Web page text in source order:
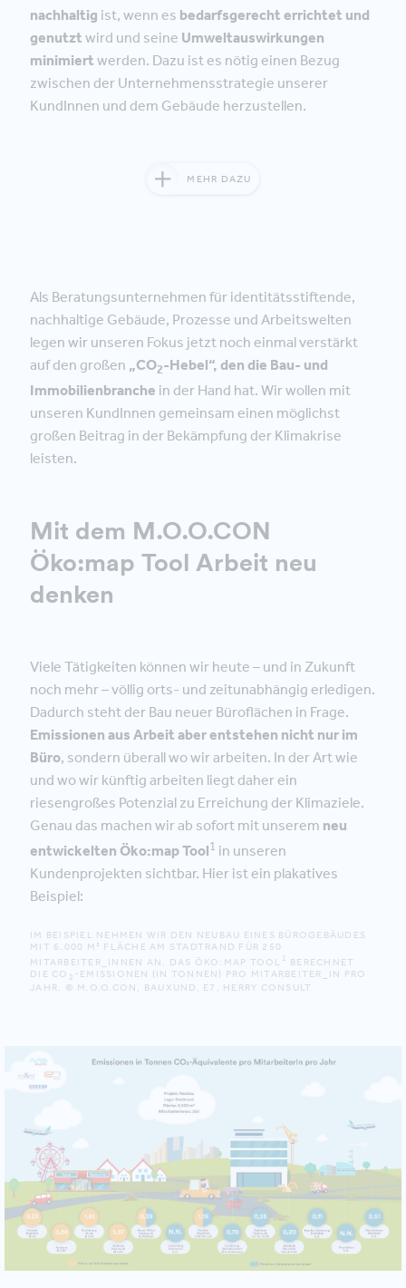
nachhaltig ist, wenn es bedarfsgerecht errichtet und
genutzt wird und seine Umweltauswirkungen
minimiert werden. Dazu ist es nötig einen Bezug
zwischen der Unternehmensstrategie unserer
KundInnen und dem Gebäude herzustellen.
MEHR DAZU
Als Beratungsunternehmen für identitätsstiftende,
nachhaltige Gebäude, Prozesse und Arbeitswelten
legen wir unseren Fokus jetzt noch einmal verstärkt
auf den großen „CO2-Hebel“, den die Bau- und
Immobilienbranche in der Hand hat. Wir wollen mit
unseren KundInnen gemeinsam einen möglichst
großen Beitrag in der Bekämpfung der Klimakrise
leisten.
Mit dem M.O.O.CON
Öko:map Tool Arbeit neu
denken
Viele Tätigkeiten können wir heute – und in Zukunft
noch mehr – völlig orts- und zeitunabhängig erledigen.
Dadurch steht der Bau neuer Büroflächen in Frage.
Emissionen aus Arbeit aber entstehen nicht nur im
Büro, sondern überall wo wir arbeiten. In der Art wie
und wo wir künftig arbeiten liegt daher ein
riesengroßes Potenzial zu Erreichung der Klimaziele.
Genau das machen wir ab sofort mit unserem neu
entwickelten Öko:map Tool1 in unseren
Kundenprojekten sichtbar. Hier ist ein plakatives
Beispiel:
IM BEISPIEL NEHMEN WIR DEN NEUBAU EINES BÜROGEBÄUDES
MIT 6.000 M² FLÄCHE AM STADTRAND FÜR 250
MITARBEITER_INNEN AN. DAS ÖKO:MAP TOOL 1
BERECHNET
DIE CO 2 -EMISSIONEN (IN TONNEN) PRO MITARBEITER_IN PRO
JAHR. © M.O.O.CON, BAUXUND , E7 , HERRY CONSULT